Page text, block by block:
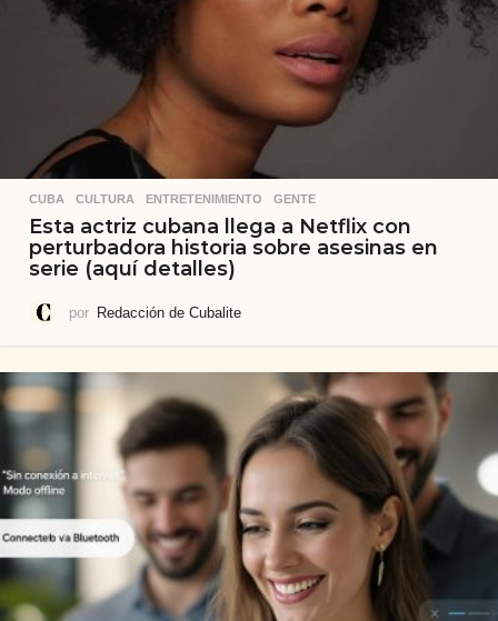
CUBA ,CULTURA ,ENTRETENIMIENTO ,GENTE
Esta actriz cubana llega a Netflix con
perturbadora historia sobre asesinas en
serie (aquí detalles)
por Redacción de Cubalite